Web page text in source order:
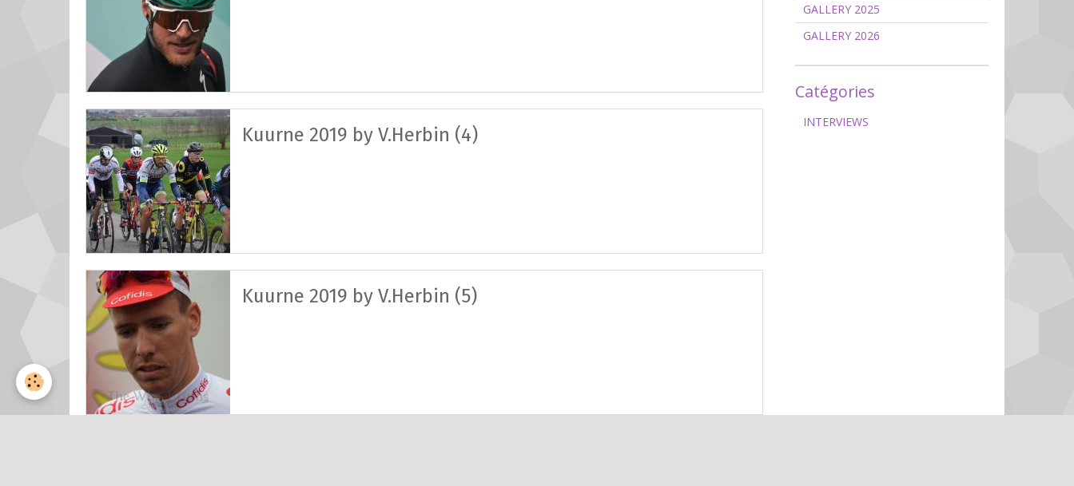
Kuurne 2019 by V.Herbin (4)
Kuurne 2019 by V.Herbin (5)
GALLERY 2025
GALLERY 2026
Catégories
INTERVIEWS